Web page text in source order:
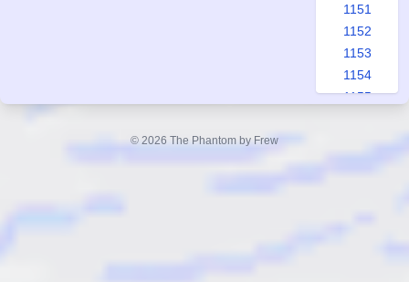
1151
1152
1153
1154
1155
© 2026 The Phantom by Frew